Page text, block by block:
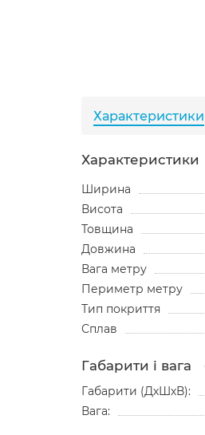
Характеристики
Характеристики
Ширина
Висота
Товщина
Довжина
Вага метру
Периметр метру
Тип покриття
Сплав
Габарити і вага
Габарити (ДхШхВ):
Вага: